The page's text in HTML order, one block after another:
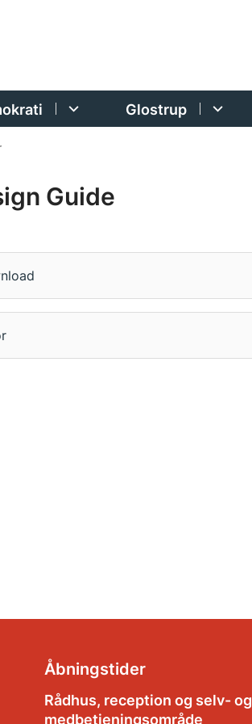
Glostrup
Guide
Åbningstider
Rådhus, reception og selv- og
medbetjeningsområde